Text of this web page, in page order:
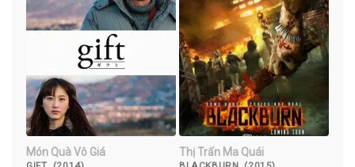
Món Quà Vô Giá Thị Trấn Ma Quái